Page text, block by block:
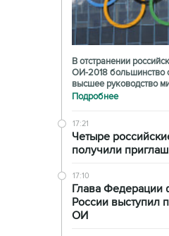
В отстранении
ОИ-2018 большинство
высшее руководство
Подробнее
17:21
Четыре
получили
17:10
Глава Федерации
России выступил
ОИ